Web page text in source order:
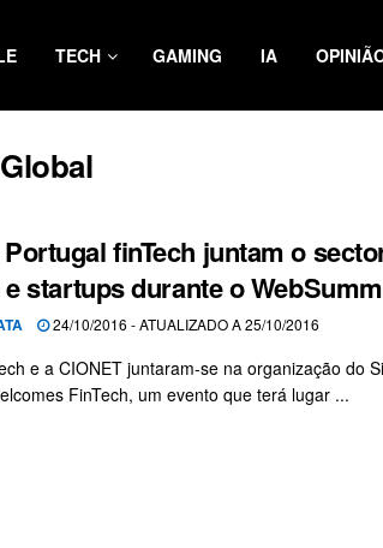
TECH GAMING IA
Portugal finTech juntam o
startups durante o
24/10/2016 - ATUALIZADO A 25/10/2016
e a CIONET juntaram-se na organização do
FinTech, um evento que terá lugar ...